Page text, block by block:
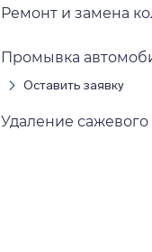
Ремонт и замена
Промывка
Оставить заявку
Удаление сажевого